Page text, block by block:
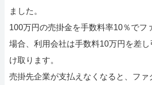
ました。
100万円の売掛金を手数料率10％でフ
場合、利用会社は手数料10万円を差
け取ります。
売掛先企業が支払えなくなると、ファ